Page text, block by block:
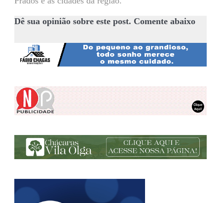
Dê sua opinião sobre este post. Comente abaixo